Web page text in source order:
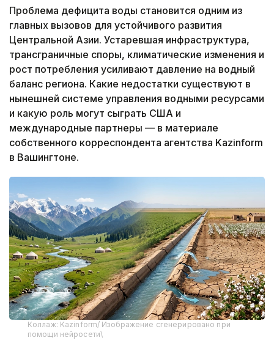
Проблема дефицита воды становится одним из
главных вызовов для устойчивого развития
Центральной Азии. Устаревшая инфраструктура,
трансграничные споры, климатические изменения и
рост потребления усиливают давление на водный
баланс региона. Какие недостатки существуют в
нынешней системе управления водными ресурсами
и какую роль могут сыграть США и
международные партнеры — в материале
собственного корреспондента агентства Kazinform
в Вашингтоне.
Коллаж: Kazinform/ Изображение сгенерировано при
помощи нейросети\